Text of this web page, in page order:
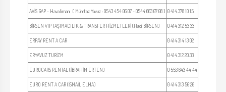
AVİS GAP - Havalimanı ( Mümtaz Yavuz : 0543 454 06 07 - 0544 663 07 08 ) 0 414 378 10 15
BİRSEN VIP TAŞIMACILIK & TRANSFER HİZMETLERİ (Haci BİRSEN) 0 414 312 53 33
ERPAY RENT A CAR 0 414 314 13 02
ERYAVUZ TURİZM 0 414 312 20 33
EUROCARS RENTAL (İBRAHİM ERTEN) 0 553 643 44 44
EURO RENT A CAR (İSMAİL ELMA) 0 414 313 56 20